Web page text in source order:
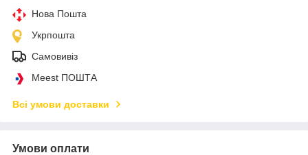
Нова Пошта
Укрпошта
Самовивіз
Meest ПОШТА
Всі умови доставки
Умови оплати